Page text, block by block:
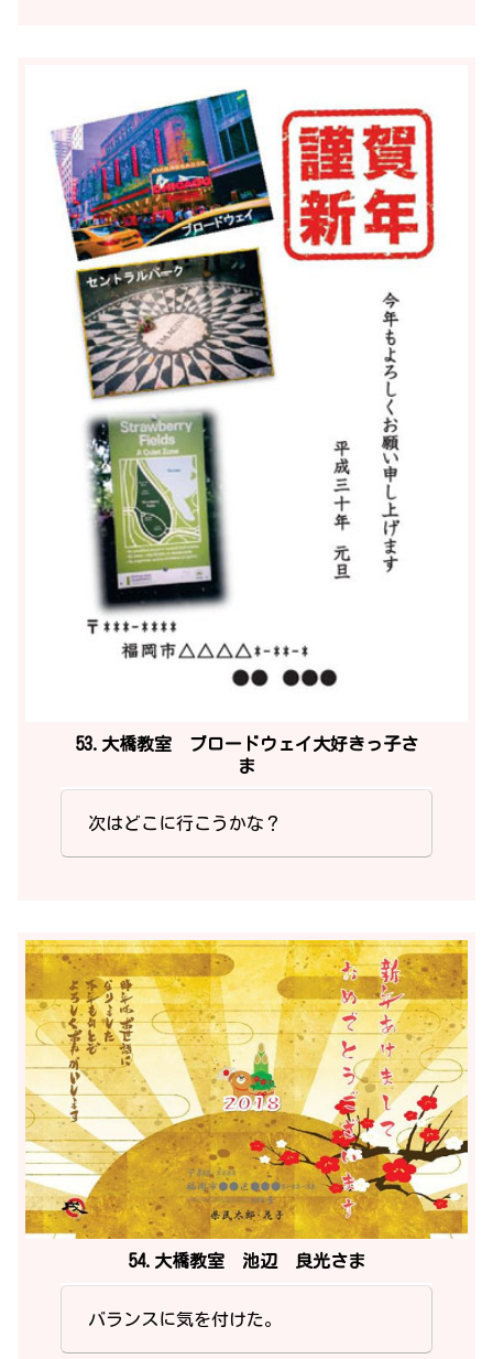
53.大橋教室 ブロードウェイ大好きっ子さ
ま
次はどこに行こうかな？
54.大橋教室 池辺 良光さま
バランスに気を付けた。